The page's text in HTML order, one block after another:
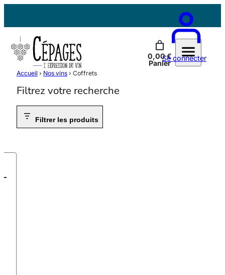
contenu
Se connecter
0,00 €
Panier
Accueil › Nos vins› Coffrets
Filtrez votre recherche
Filtrer les produits